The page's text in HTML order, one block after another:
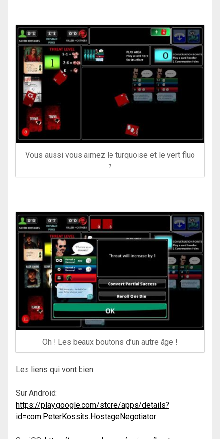
Vous aussi vous aimez le turquoise et le vert fluo
?
Oh ! Les beaux boutons d’un autre âge !
Les liens qui vont bien:
Sur Android:
https://play.google.com/store/apps/details?
id=com.PeterKossits.HostageNegotiator